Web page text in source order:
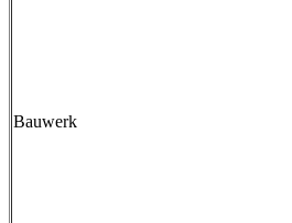
Bauwerk